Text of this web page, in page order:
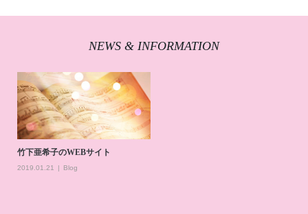
NEWS & INFORMATION
竹下亜希子のWEBサイト
2019.01.21 Blog